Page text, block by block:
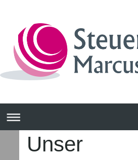
Unser